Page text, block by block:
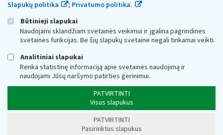
Slapukų politika
; Privatumo politika.
Būtinieji slapukai
Naudojami sklandžiam svetainės veikimui ir įgalina pagrindines
svetainės funkcijas. Be šių slapukų svetainė negali tinkamai veikti.
Analitiniai slapukai
Renka statistinę informaciją apie svetainės naudojimą ir
naudojami Jūsų naršymo patirties gerinimui.
PATVIRTINTI
Visus slapukus
PATVIRTINTI
Pasirinktus slapukus
Respublikos finansų ministerijos kaupiami ir saugomi Juridinių